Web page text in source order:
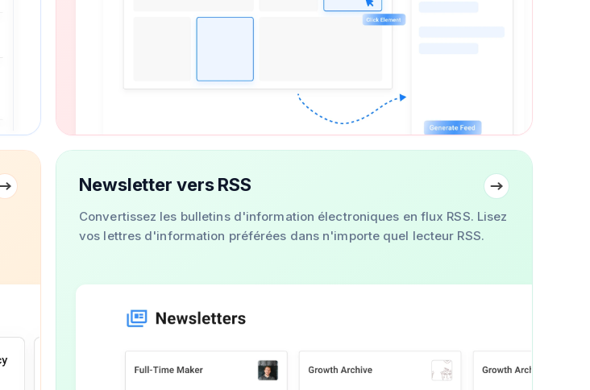
Newsletter vers RSS
Convertissez les bulletins d'information électroniques en flux RSS. Lisez
vos lettres d'information préférées dans n'importe quel lecteur RSS.